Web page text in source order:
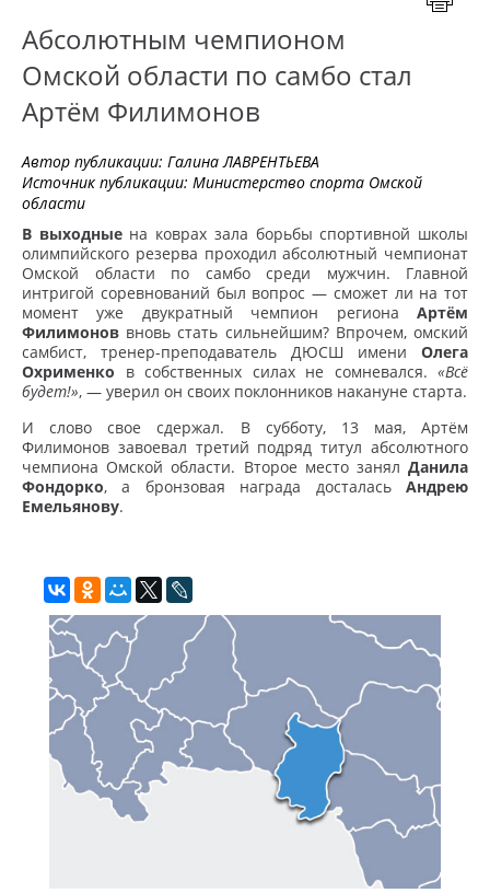
Абсолютным чемпионом
Омской области по самбо стал
Артём Филимонов
Автор публикации: Галина ЛАВРЕНТЬЕВА
Источник публикации: Министерство спорта Омской
области
В выходные на коврах зала борьбы спортивной школы
олимпийского резерва проходил абсолютный чемпионат
Омской области по самбо среди мужчин. Главной
интригой соревнований был вопрос — сможет ли на тот
момент уже двукратный чемпион региона Артём
Филимонов вновь стать сильнейшим? Впрочем, омский
самбист, тренер-преподаватель ДЮСШ имени Олега
Охрименко в собственных силах не сомневался. «Всё
будет!», — уверил он своих поклонников накануне старта.
И слово свое сдержал. В субботу, 13 мая, Артём
Филимонов завоевал третий подряд титул абсолютного
чемпиона Омской области. Второе место занял Данила
Фондорко, а бронзовая награда досталась Андрею
Емельянову.